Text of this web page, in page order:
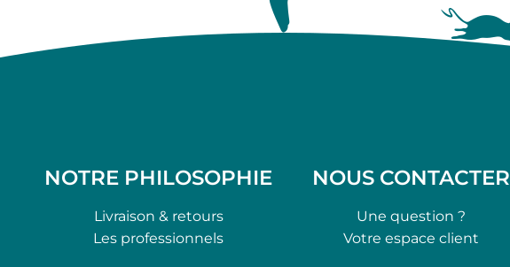
NOTRE PHILOSOPHIE
Livraison & retours
Les professionnels
NOUS CONTACTER
Une question ?
Votre espace client